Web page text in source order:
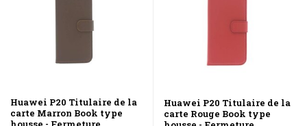
Huawei P20 Titulaire de la
carte Marron Book type
Huawei P20 Titulaire de la
carte Rouge Book type